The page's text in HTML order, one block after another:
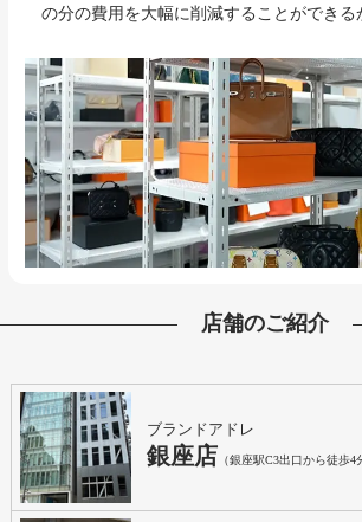
の分の費用を大幅に削減することができる
店舗のご紹介
ブランドアドレ
銀座店 （銀座駅C3出口から徒歩4